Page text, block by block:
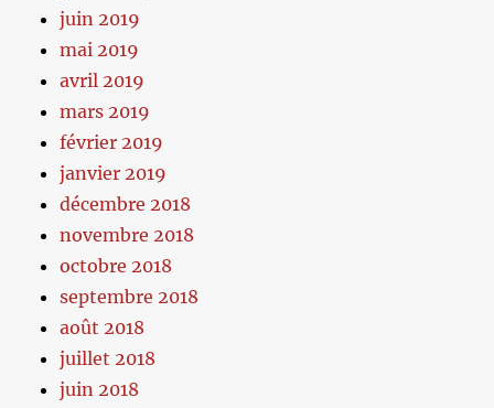
juin 2019
mai 2019
avril 2019
mars 2019
février 2019
janvier 2019
décembre 2018
novembre 2018
octobre 2018
septembre 2018
août 2018
juillet 2018
juin 2018